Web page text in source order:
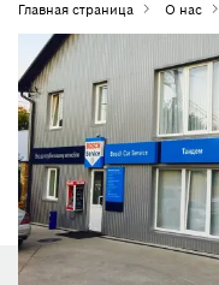
Главная страница О нас